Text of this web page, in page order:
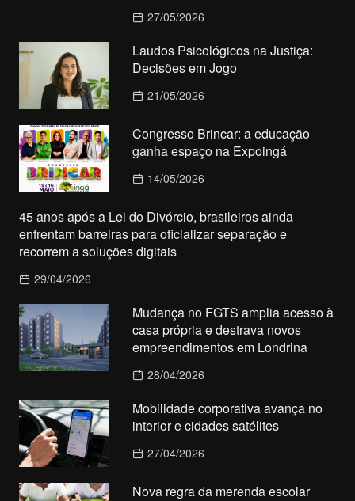
27/05/2026
Laudos Psicológicos na Justiça:
Decisões em Jogo
21/05/2026
Congresso Brincar: a educação
ganha espaço na Expoingá
14/05/2026
45 anos após a Lei do Divórcio, brasileiros ainda
enfrentam barreiras para oficializar separação e
recorrem a soluções digitais
29/04/2026
Mudança no FGTS amplia acesso à
casa própria e destrava novos
empreendimentos em Londrina
28/04/2026
Mobilidade corporativa avança no
interior e cidades satélites
27/04/2026
Nova regra da merenda escolar